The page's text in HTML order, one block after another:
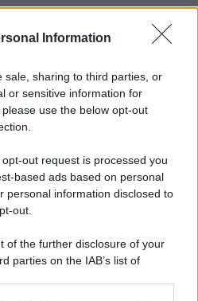
Information
sale, sharing to third parties, or
or sensitive information for
use the below opt-out
out request is processed you
based ads based on personal
personal information disclosed to
out.
of the further disclosure of your
parties on the IAB’s list of